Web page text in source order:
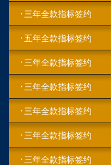
三年全款指标签约
五年全款指标签约
三年全款指标签约
三年全款指标签约
三年全款指标签约
三年全款指标签约
三年全款指标签约